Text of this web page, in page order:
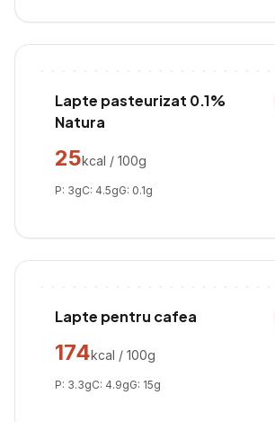
Lapte pasteurizat 0.1%
Natura
25kcal / 100g
P: 3gC: 4.5gG: 0.1g
Lapte pentru cafea
174kcal / 100g
P: 3.3gC: 4.9gG: 15g